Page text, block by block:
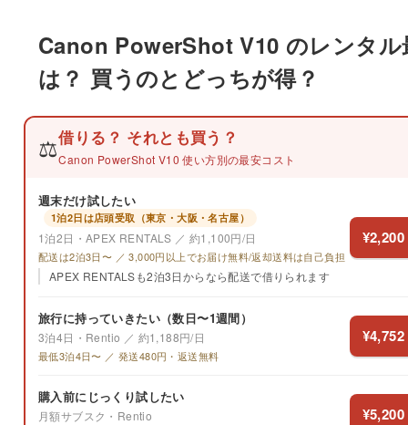
Canon PowerShot V10 のレンタル
は？ 買うのとどっちが得？
⚖️借りる？ それとも買う？
Canon PowerShot V10 使い方別の最安コスト
週末だけ試したい
1泊2日は店頭受取（東京・大阪・名古屋）
1泊2日・APEX RENTALS ／ 約1,100円/日
配送は2泊3日〜 ／ 3,000円以上でお届け無料/返却送料は自己負担
APEX RENTALSも2泊3日からなら配送で借りられます
¥2,200
旅行に持っていきたい（数日〜1週間）
3泊4日・Rentio ／ 約1,188円/日
最低3泊4日〜 ／ 発送480円・返送無料
¥4,752
購入前にじっくり試したい
月額サブスク・Rentio ¥5,200